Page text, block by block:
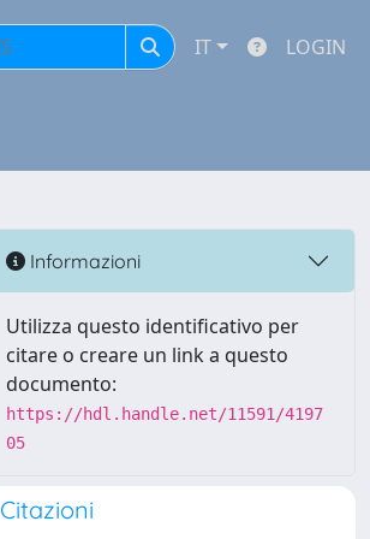
IT LOGIN
Informazioni
Utilizza questo identificativo per
citare o creare un link a questo
documento:
https://hdl.handle.net/11591/4197
05
Citazioni